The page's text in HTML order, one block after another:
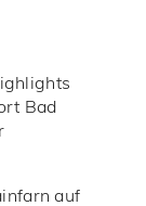
Bad
auf